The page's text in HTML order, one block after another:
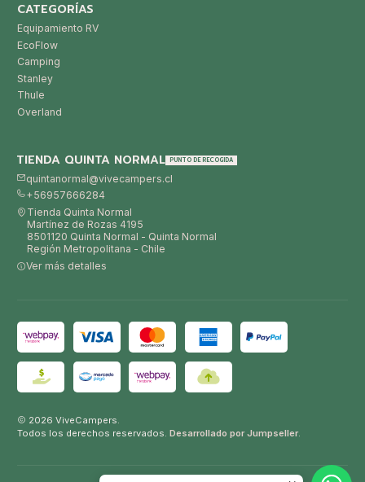
CATEGORÍAS
Equipamiento RV
EcoFlow
Camping
Stanley
Thule
Overland
TIENDA QUINTA NORMAL PUNTO DE RECOGIDA
quintanormal@vivecampers.cl
+56957666284
Tienda Quinta Normal
Martínez de Rozas 4195
8501120 Quinta Normal - Quinta Normal
Región Metropolitana - Chile
Ver más detalles
2026 ViveCampers.
Todos los derechos reservados. Desarrollado por Jumpseller.